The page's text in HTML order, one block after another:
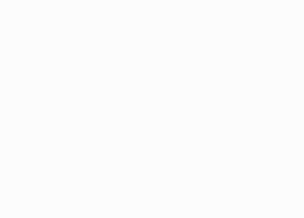
Unidos…
de…